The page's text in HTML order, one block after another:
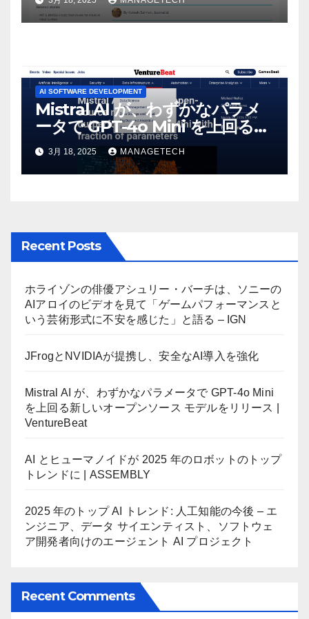
AI SOFTWARE DEVELOPMENT
Mistral AI が、わずかなパラメ
ータで GPT-4o Mini を上回る新
しいオープンソース モデルをリ
リース | VentureBeat
3月 18, 2025 MANAGETECH
Recent Posts
ホライゾンの俳優アシュリー・バーチは、ソニーの
AIアロイのビデオを見て「ゲームパフォーマンスと
いう芸術形式に不安を感じた」と語る – IGN
JFrogとNVIDIAが提携し、安全なAI導入を強化
Mistral AI が、わずかなパラメータで GPT-4o Mini
を上回る新しいオープンソース モデルをリリース |
VentureBeat
AI とヒューマノイドが 2025 年のロボットのトップ
トレンドに | ASSEMBLY
2025 年のトップ AI トレンド: 人工知能の今後 – エ
ンジニア、データ サイエンティスト、ソフトウェ
ア開発者向けのエージェント AI プロジェクト
Recent Comments